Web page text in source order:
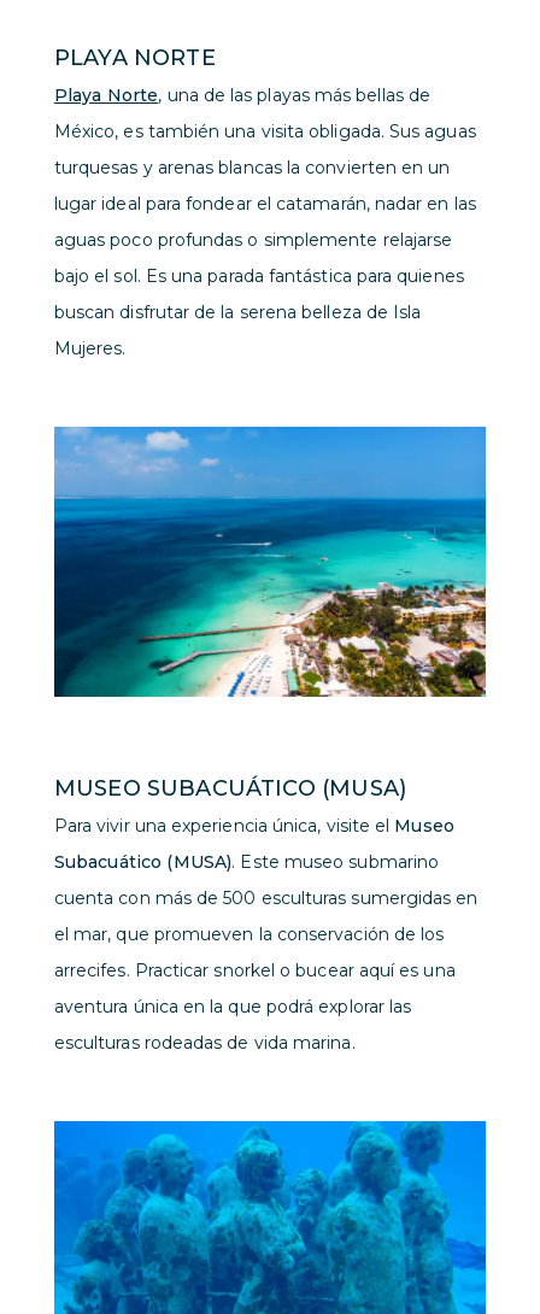
PLAYA NORTE
Playa Norte, una de las playas más bellas de
México, es también una visita obligada. Sus aguas
turquesas y arenas blancas la convierten en un
lugar ideal para fondear el catamarán, nadar en las
aguas poco profundas o simplemente relajarse
bajo el sol. Es una parada fantástica para quienes
buscan disfrutar de la serena belleza de Isla
Mujeres.
MUSEO SUBACUÁTICO (MUSA)
Para vivir una experiencia única, visite el Museo
Subacuático (MUSA). Este museo submarino
cuenta con más de 500 esculturas sumergidas en
el mar, que promueven la conservación de los
arrecifes. Practicar snorkel o bucear aquí es una
aventura única en la que podrá explorar las
esculturas rodeadas de vida marina.